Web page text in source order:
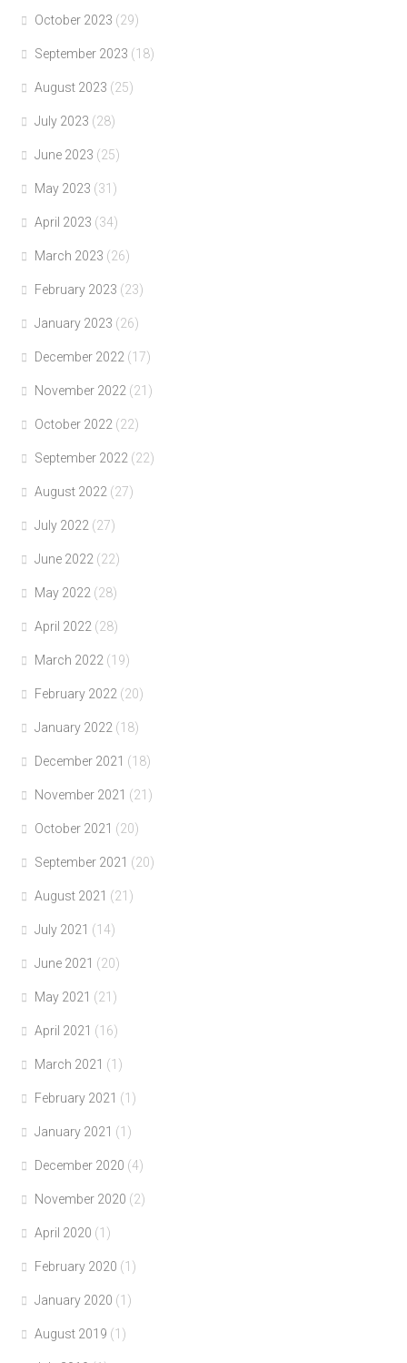
October 2023 (29)
September 2023 (18)
August 2023 (25)
July 2023 (28)
June 2023 (25)
May 2023 (31)
April 2023 (34)
March 2023 (26)
February 2023 (23)
January 2023 (26)
December 2022 (17)
November 2022 (21)
October 2022 (22)
September 2022 (22)
August 2022 (27)
July 2022 (27)
June 2022 (22)
May 2022 (28)
April 2022 (28)
March 2022 (19)
February 2022 (20)
January 2022 (18)
December 2021 (18)
November 2021 (21)
October 2021 (20)
September 2021 (20)
August 2021 (21)
July 2021 (14)
June 2021 (20)
May 2021 (21)
April 2021 (16)
March 2021 (1)
February 2021 (1)
January 2021 (1)
December 2020 (4)
November 2020 (2)
April 2020 (1)
February 2020 (1)
January 2020 (1)
August 2019 (1)